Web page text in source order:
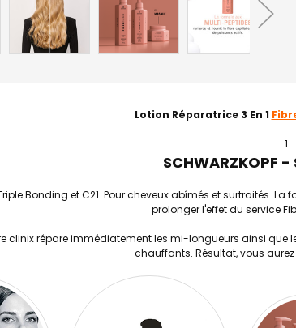
Lotion Réparatrice 3 En 1
SCHWARZKOPF
Bonding et C21. Pour cheveux abîmés et surtraités.
prolonger l'effet du service
clinix répare immédiatement les mi-longueurs ainsi
chauffants. Résultat, vous